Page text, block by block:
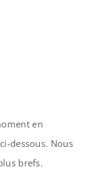
en
dessous. Nous
brefs.